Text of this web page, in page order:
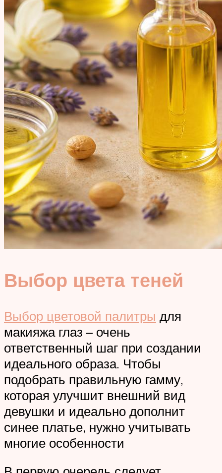
Выбор цвета теней
Выбор цветовой палитры для
макияжа глаз – очень
ответственный шаг при создании
идеального образа. Чтобы
подобрать правильную гамму,
которая улучшит внешний вид
девушки и идеально дополнит
синее платье, нужно учитывать
многие особенности